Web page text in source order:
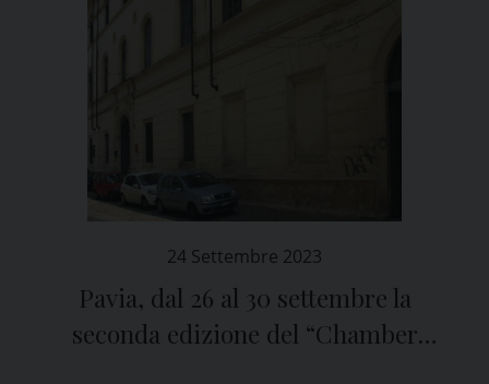
24 Settembre 2023
Pavia, dal 26 al 30 settembre la
seconda edizione del “Chamber